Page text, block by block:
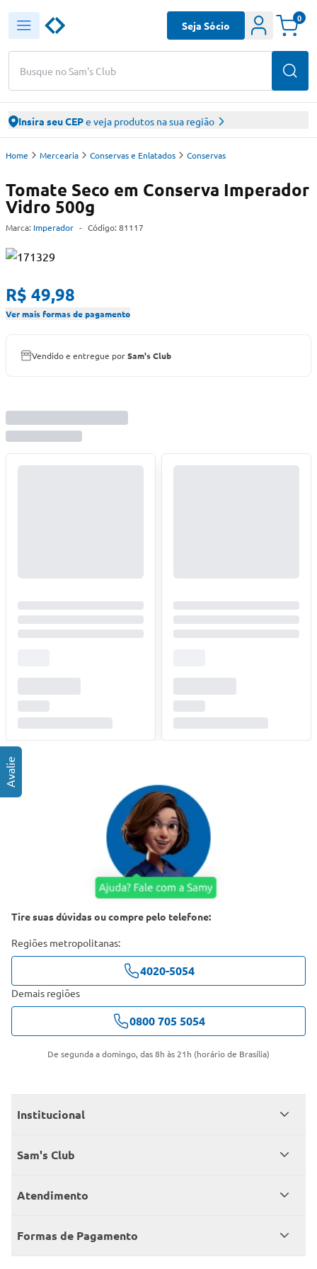
Busque no Sam's Club
Seja Sócio
0
Insira seu CEPe veja produtos na sua região
Home Mercearia Conservas e Enlatados Conservas
Tomate Seco em Conserva Imperador
Vidro 500g
Marca: Imperador - Código: 81117
R$ 49,98
Ver mais formas de pagamento
Vendido e entregue porSam's Club
Tire suas dúvidas ou compre pelo telefone:
Regiões metropolitanas:
4020-5054
Demais regiões
0800 705 5054
De segunda a domingo, das 8h às 21h (horário de Brasília)
Institucional
Quem somos
Encontre um Clube
Sam's Club
Seja sócio
Member’s Mark
Atendimento
Fale conosco
Atendimento em libras
Formas de Pagamento